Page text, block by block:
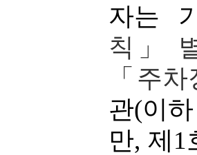
자는
칙」
「주
관(이
만, 제